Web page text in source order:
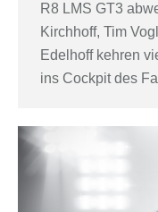
R8 LMS GT3
Kirchhoff, Tim
Edelhoff kehren
ins Cockpit des